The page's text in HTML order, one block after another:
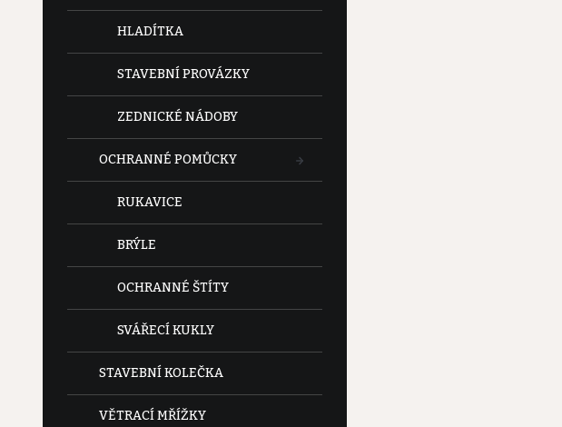
HLADÍTKA
STAVEBNÍ PROVÁZKY
ZEDNICKÉ NÁDOBY
OCHRANNÉ POMŮCKY
RUKAVICE
BRÝLE
OCHRANNÉ ŠTÍTY
SVÁŘECÍ KUKLY
STAVEBNÍ KOLEČKA
VĚTRACÍ MŘÍŽKY